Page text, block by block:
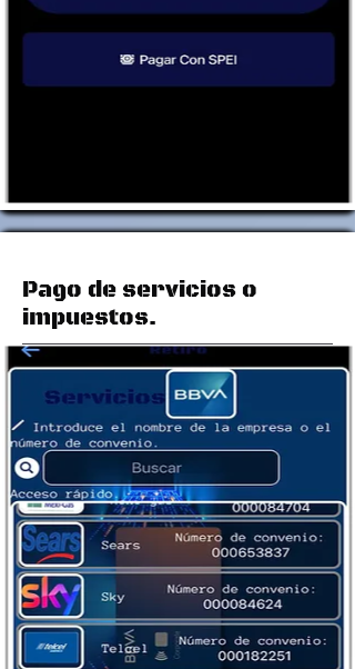
Pago de servicios o
impuestos.